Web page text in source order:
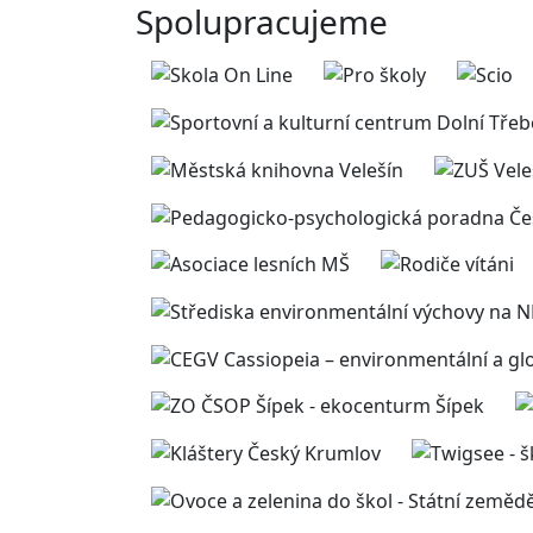
Spolupracujeme